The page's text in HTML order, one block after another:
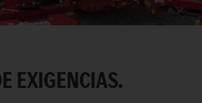
EXIGENCIAS.